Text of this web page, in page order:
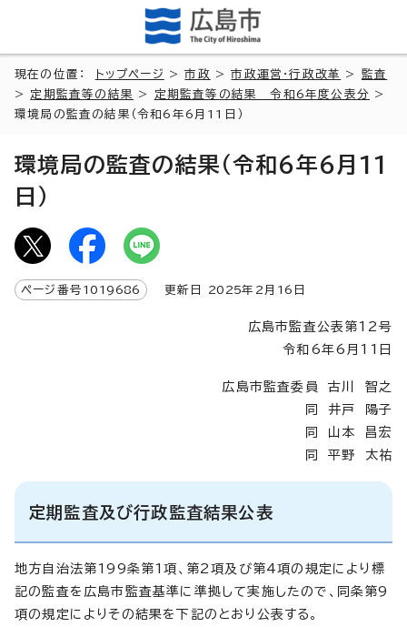
現在の位置： トップページ >市政 >市政運営・行政改革 > 監査
> 定期監査等の結果 > 定期監査等の結果 令和6年度公表分 >
環境局の監査の結果（令和6年6月11日）
環境局の監査の結果（令和6年6月11
日）
ページ番号 1019686 更新日 2025年2月 16 日
広島市監査公表第12号
令和6年6月11日
広島市監査委員 古川 智之
同 井戸 陽子
同 山本 昌宏
同 平野 太祐
定期監査及び行政監査結果公表
地方自治法第199条第1項、第2項及び第4項の規定により標
記の監査を広島市監査基準に準拠して実施したので、同条第9
項の規定によりその結果を下記のとおり公表する。